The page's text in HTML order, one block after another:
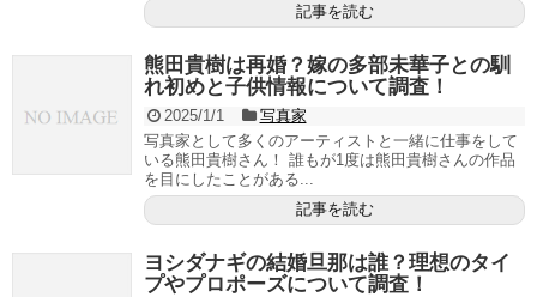
記事を読む
熊田貴樹は再婚？嫁の多部未華子との馴
れ初めと子供情報について調査！
2025/1/1
写真家
写真家として多くのアーティストと一緒に仕事をして
いる熊田貴樹さん！ 誰もが1度は熊田貴樹さんの作品
を目にしたことがある...
記事を読む
ヨシダナギの結婚旦那は誰？理想のタイ
プやプロポーズについて調査！